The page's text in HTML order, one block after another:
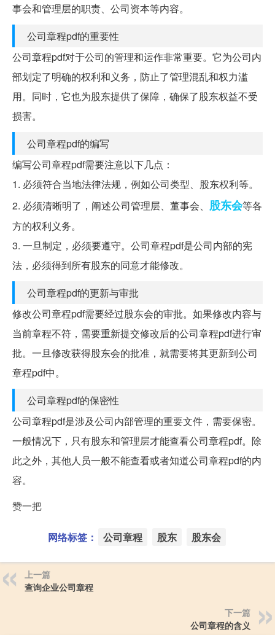
事会和管理层的职责、公司资本等内容。
公司章程pdf的重要性
公司章程pdf对于公司的管理和运作非常重要。它为公司内
部划定了明确的权利和义务，防止了管理混乱和权力滥
用。同时，它也为股东提供了保障，确保了股东权益不受
损害。
公司章程pdf的编写
编写公司章程pdf需要注意以下几点：
1. 必须符合当地法律法规，例如公司类型、股东权利等。
2. 必须清晰明了，阐述公司管理层、董事会、 股东会等各
方的权利义务。
3. 一旦制定，必须要遵守。公司章程pdf是公司内部的宪
法，必须得到所有股东的同意才能修改。
公司章程pdf的更新与审批
修改公司章程pdf需要经过股东会的审批。如果修改内容与
当前章程不符，需要重新提交修改后的公司章程pdf进行审
批。一旦修改获得股东会的批准，就需要将其更新到公司
章程pdf中。
公司章程pdf的保密性
公司章程pdf是涉及公司内部管理的重要文件，需要保密。
一般情况下，只有股东和管理层才能查看公司章程pdf。除
此之外，其他人员一般不能查看或者知道公司章程pdf的内
容。
赞一把
网络标签： 公司章程 股东 股东会
上一篇
查询企业公司章程
下一篇
公司章程的含义